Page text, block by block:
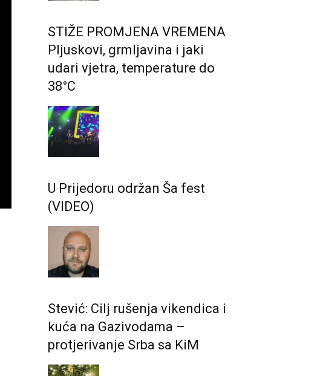
STIŽE PROMJENA VREMENA
Pljuskovi, grmljavina i jaki
udari vjetra, temperature do
38°C
U Prijedoru održan Ša fest
(VIDEO)
Stević: Cilj rušenja vikendica i
kuća na Gazivodama –
protjerivanje Srba sa KiM